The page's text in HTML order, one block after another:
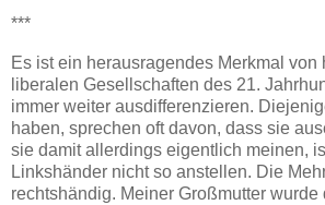
***
Es ist ein herausragendes Merkmal von
liberalen Gesellschaften des 21.
immer weiter ausdifferenzieren.
haben, sprechen oft davon, dass sie
sie damit allerdings eigentlich meinen,
Linkshänder nicht so anstellen. Die
rechtshändig. Meiner Großmutter wurde